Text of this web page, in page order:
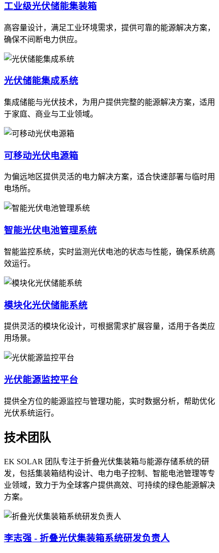
工业级光伏储能集装箱
高容量设计，满足工业环境需求，提供可靠的能源解决方案，
确保不间断电力供应。
光伏储能集成系统
集成储能与光伏技术，为用户提供完整的能源解决方案，适用
于家庭、商业与工业领域。
可移动光伏电源箱
为偏远地区提供灵活的电力解决方案，适合快速部署与临时用
电场所。
智能光伏电池管理系统
智能监控系统，实时监测光伏电池的状态与性能，确保系统高
效运行。
模块化光伏储能系统
提供灵活的模块化设计，可根据需求扩展容量，适用于各类应
用场景。
光伏能源监控平台
提供全方位的能源监控与管理功能，实时数据分析，帮助优化
光伏系统运行。
技术团队
EK SOLAR 团队专注于折叠光伏集装箱与能源存储系统的研
发，包括集装箱结构设计、电力电子控制、智能电池管理等专
业领域，致力于为全球客户提供高效、可持续的绿色能源解决
方案。
李志强 - 折叠光伏集装箱系统研发负责人